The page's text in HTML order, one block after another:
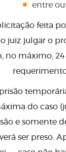
entre
feita
juiz julgar o
no máximo,
do caso
e somente
ser preso.